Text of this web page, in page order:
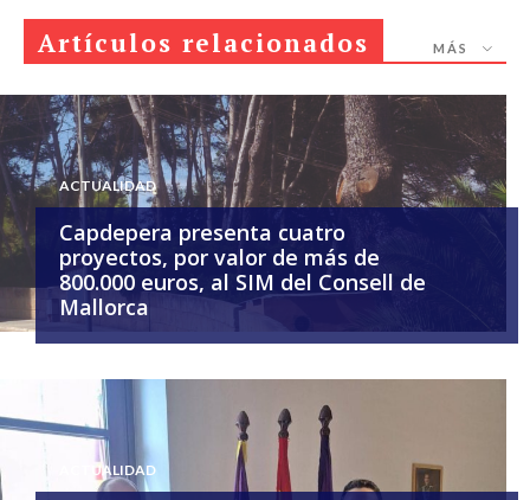
Artículos relacionados MÁS
ACTUALIDAD
Capdepera presenta cuatro
proyectos, por valor de más de
800.000 euros, al SIM del Consell de
Mallorca
ACTUALIDAD